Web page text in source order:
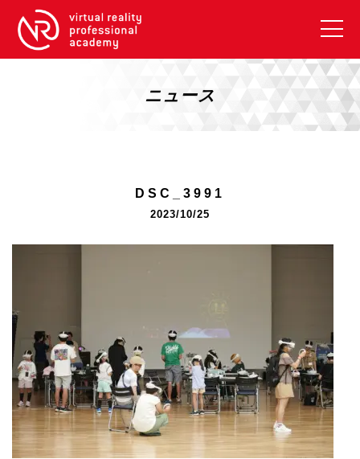
VRアカデミーとは
【2026年10月】ARエキスパートコース
《SDGs》
U-15メタバースプログラミング講座
入学案内
受講生紹介
ニュース
DSC_3991
2023/10/25